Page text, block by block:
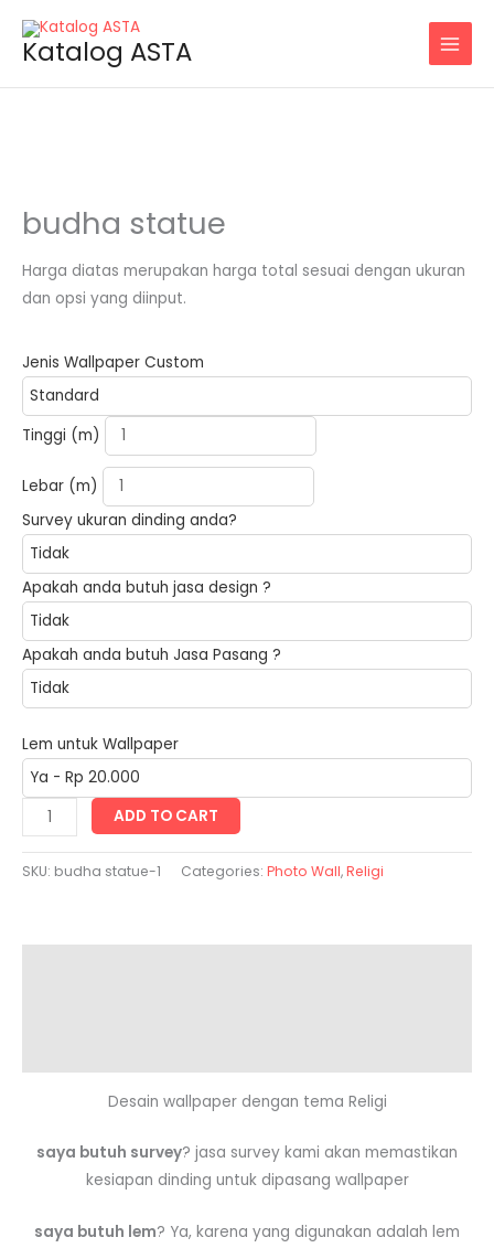
contentKatalog ASTA
budha statue
Harga diatas merupakan harga total sesuai dengan ukuran
dan opsi yang diinput.
Jenis Wallpaper Custom
Tinggi (m)
Lebar (m)
Survey ukuran dinding anda?
Apakah anda butuh jasa design ?
Apakah anda butuh Jasa Pasang ?
Lem untuk Wallpaper
budha
statue
quantity
ADD TO CART
SKU: budha statue-1 Categories: Photo Wall,Religi
Desain wallpaper dengan tema Religi
saya butuh survey? jasa survey kami akan memastikan
kesiapan dinding untuk dipasang wallpaper
saya butuh lem? Ya, karena yang digunakan adalah lem